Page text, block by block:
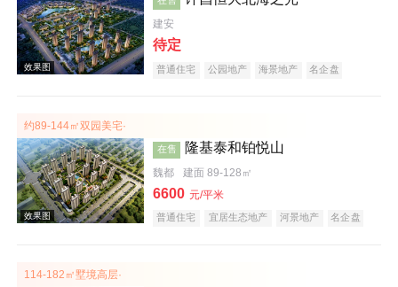
效果图
建安
待定
普通住宅 公园地产 海景地产 名企盘
约89-144㎡双园美宅·
在售 隆基泰和铂悦山
魏都 建面 89-128㎡
6600 元/平米
普通住宅 宜居生态地产 河景地产 名企盘
114-182㎡墅境高层·